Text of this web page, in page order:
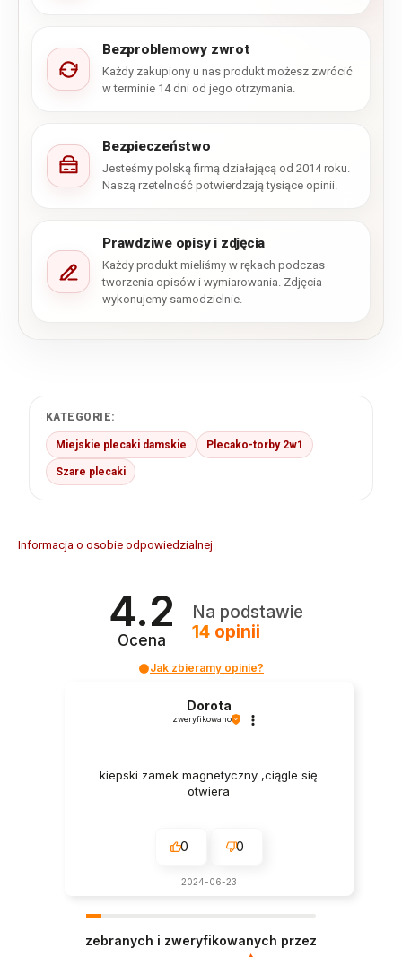
Bezproblemowy zwrot
Każdy zakupiony u nas produkt możesz zwrócić
w terminie 14 dni od jego otrzymania.
Bezpieczeństwo
Jesteśmy polską firmą działającą od 2014 roku.
Naszą rzetelność potwierdzają tysiące opinii.
Prawdziwe opisy i zdjęcia
Każdy produkt mieliśmy w rękach podczas
tworzenia opisów i wymiarowania. Zdjęcia
wykonujemy samodzielnie.
KATEGORIE:
Miejskie plecaki damskie Plecako-torby 2w1
Szare plecaki
Informacja o osobie odpowiedzialnej
4.2
Ocena
Na podstawie
14 opinii
Jak zbieramy opinie?
Dorota
zweryfikowano
kiepski zamek magnetyczny ,ciągle się
otwiera
0 0
2024-06-23
zebranych i zweryfikowanych przez